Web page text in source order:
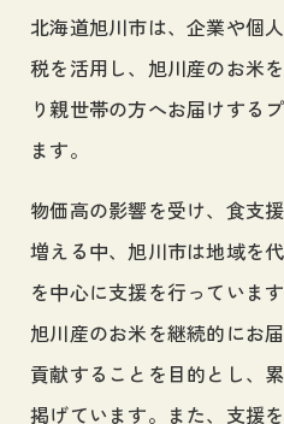
北海道旭川市は、企業や個
税を活用し、旭川産のお米
り親世帯の方へお届けする
ます。
物価高の影響を受け、食支
増える中、旭川市は地域を
を中心に支援を行っていま
旭川産のお米を継続的にお
貢献することを目的とし、
掲げています。また、支援